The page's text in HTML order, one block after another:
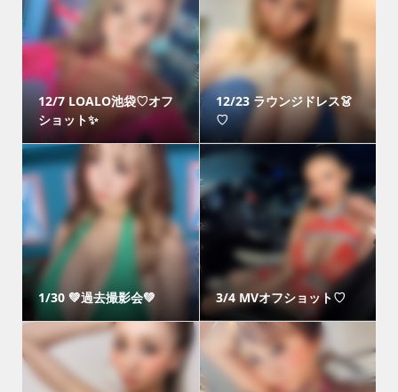
12/7 LOALO池袋♡オフ
ショット✨
12/23 ラウンジドレス👗
♡
1/30 💚過去撮影会💚 3/4 MVオフショット♡